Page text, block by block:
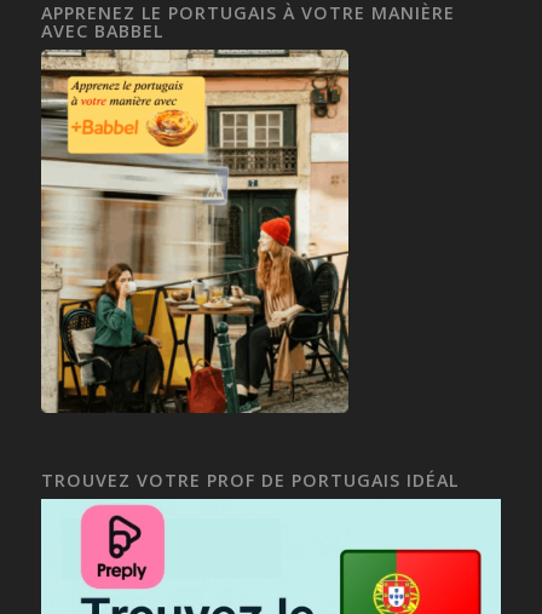
APPRENEZ LE PORTUGAIS À VOTRE MANIÈRE
AVEC BABBEL
TROUVEZ VOTRE PROF DE PORTUGAIS IDÉAL